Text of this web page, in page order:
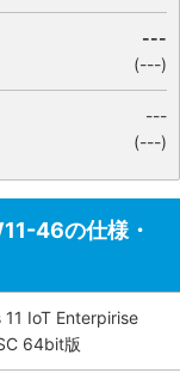
---
(---)
---
(---)
46の仕様・
IoT Enterpirise
64bit版